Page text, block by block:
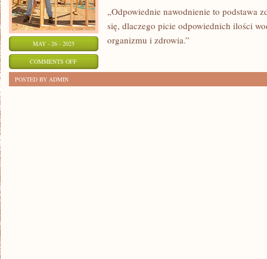
MAY - 26 - 2025
COMMENTS OFFON
„Odpowiednie nawodnienie to podstawa
się, dlaczego picie odpowiednich ilości
organizmu i zdrowia.”
POSTED BY ADMIN